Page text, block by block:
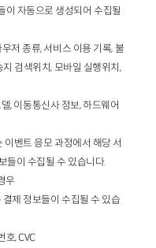
자동으로 생성되어 수집될
저 종류, 서비스 이용 기록, 불
검색위치, 모바일 실행위치,
, 이동통신사 정보, 하드웨어
벤트 응모 과정에서 해당 서
들이 수집될 수 있습니다.
우
제 정보들이 수집될 수 있습
호, CVC